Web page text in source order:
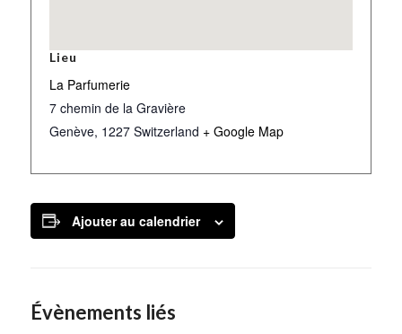
Lieu
La Parfumerie
7 chemin de la Gravière
Genève, 1227 Switzerland + Google Map
Ajouter au calendrier
Évènements liés